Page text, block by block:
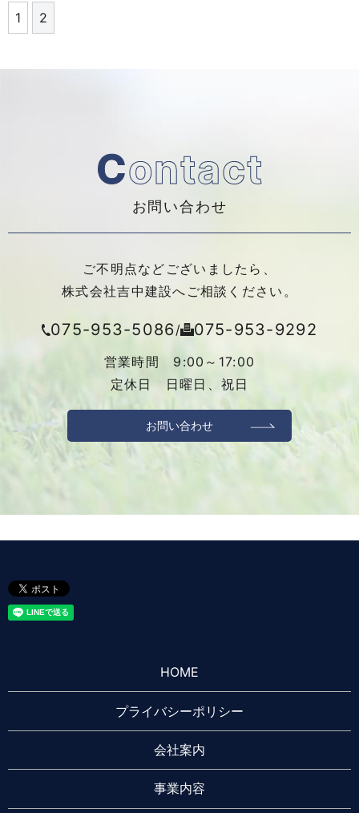
1 2
Contact
お問い合わせ
ご不明点などございましたら、
株式会社吉中建設へご相談ください。
075-953-5086/ 075-953-9292
営業時間 9:00～17:00
定休日 日曜日、祝日
お問い合わせ
HOME
プライバシーポリシー
会社案内
事業内容